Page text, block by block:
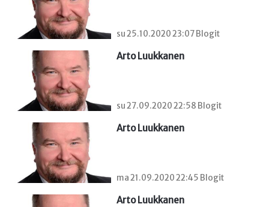
su 25.10.2020 23:07 Blogit
Arto Luukkanen
su 27.09.2020 22:58 Blogit
Arto Luukkanen
ma 21.09.2020 22:45 Blogit
Arto Luukkanen